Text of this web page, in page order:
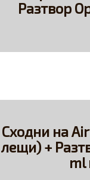
Разтвор
Сходни на
лещи) +
ml